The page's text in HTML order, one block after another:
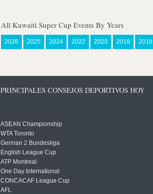
All Kuwaiti Super Cup Events By Years
2026 2025 2024 2022 2020 2019 2018
PRINCIPALES CONSEJOS DEPORTIVOS HOY
ASEAN Championship
WTA Toronto
German 2 Bundesliga
English League Cup
ATP Montreal
One Day International
CONCACAF League Cup
AFL